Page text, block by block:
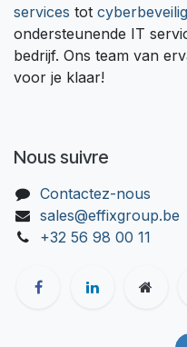
services tot
ondersteunende IT
bedrijf. Ons team van
voor je klaar!
Nous suivre
Contactez-nous
sales@effixgroup.be
+32 56 98 00 11